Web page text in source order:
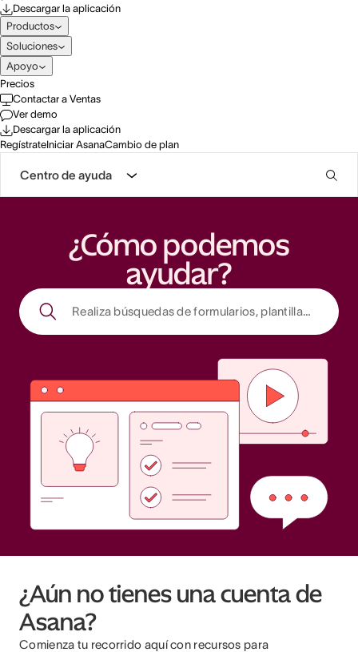
Descargar la aplicación
Productos
Soluciones
Apoyo
Precios
Contactar a Ventas
Ver demo
Descargar la aplicación
RegístrateIniciar AsanaCambio de plan
Centro de ayuda
¿Cómo podemos
ayudar?
¿Aún no tienes una cuenta de
Asana?
Comienza tu recorrido aquí con recursos para